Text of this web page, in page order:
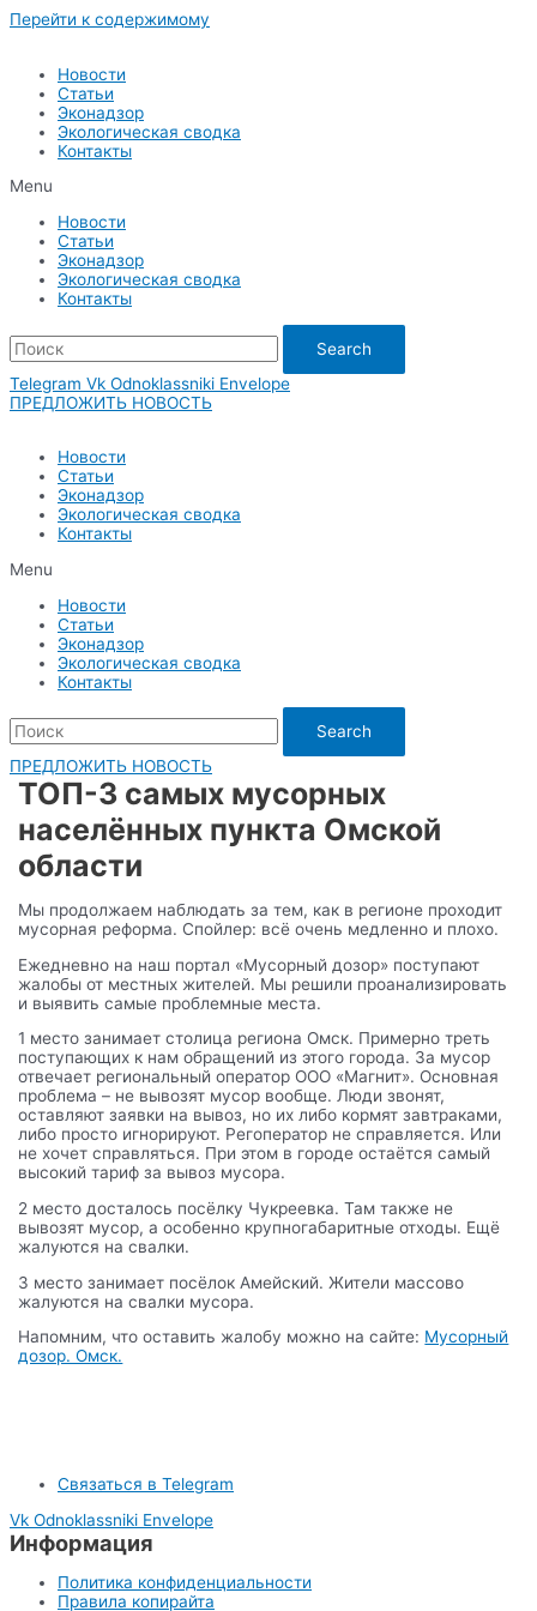
Перейти к содержимому
Новости
Статьи
Эконадзор
Экологическая сводка
Контакты
Menu
Новости
Статьи
Эконадзор
Экологическая сводка
Контакты
Search
Telegram Vk Odnoklassniki Envelope
ПРЕДЛОЖИТЬ НОВОСТЬ
Новости
Статьи
Эконадзор
Экологическая сводка
Контакты
Menu
Новости
Статьи
Эконадзор
Экологическая сводка
Контакты
Search
ПРЕДЛОЖИТЬ НОВОСТЬ
ТОП-3 самых мусорных
населённых пункта Омской
области
Мы продолжаем наблюдать за тем, как в регионе проходит
мусорная реформа. Спойлер: всё очень медленно и плохо.
Ежедневно на наш портал «Мусорный дозор» поступают
жалобы от местных жителей. Мы решили проанализировать
и выявить самые проблемные места.
1 место занимает столица региона Омск. Примерно треть
поступающих к нам обращений из этого города. За мусор
отвечает региональный оператор ООО «Магнит». Основная
проблема – не вывозят мусор вообще. Люди звонят,
оставляют заявки на вывоз, но их либо кормят завтраками,
либо просто игнорируют. Регоператор не справляется. Или
не хочет справляться. При этом в городе остаётся самый
высокий тариф за вывоз мусора.
2 место досталось посёлку Чукреевка. Там также не
вывозят мусор, а особенно крупногабаритные отходы. Ещё
жалуются на свалки.
3 место занимает посёлок Амейский. Жители массово
жалуются на свалки мусора.
Напомним, что оставить жалобу можно на сайте: Мусорный
дозор. Омск.
Связаться в Telegram
Vk Odnoklassniki Envelope
Информация
Политика конфиденциальности
Правила копирайта